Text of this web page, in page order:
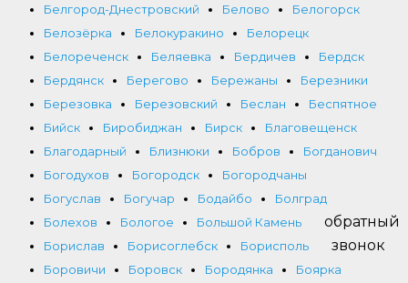
Белгород-Днестровский
Белово
Белогорск
Белозёрка
Белокуракино
Белорецк
Белореченск
Беляевка Бердичев
Бердск
Бердянск
Берегово Бережаны
Березники
Березовка
Березовский Беслан
Беспятное
Бийск
Биробиджан Бирск
Благовещенск
Благодарный
Близнюки Бобров
Богданович
Богодухов
Богородск
Богородчаны
Богуслав
Богучар Бодайбо
Болград
Болехов
Бологое
Большой Камень
Борислав
Борисоглебск
Борисполь
Боровичи
Боровск Бородянка
Боярка
обратный
звонок